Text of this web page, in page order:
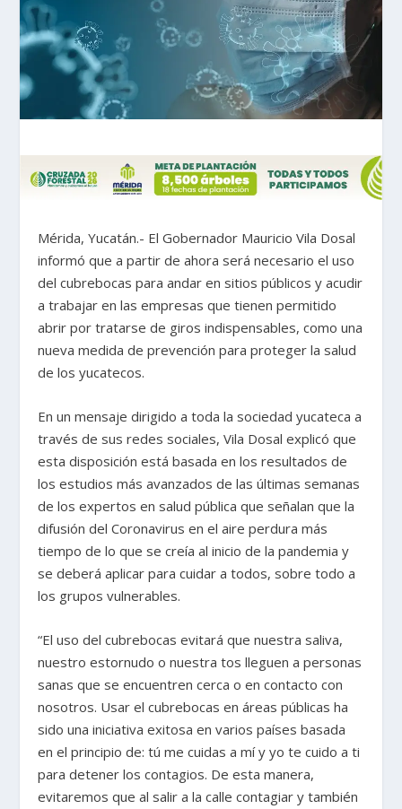
Mérida, Yucatán.- El Gobernador Mauricio Vila Dosal
informó que a partir de ahora será necesario el uso
del cubrebocas para andar en sitios públicos y acudir
a trabajar en las empresas que tienen permitido
abrir por tratarse de giros indispensables, como una
nueva medida de prevención para proteger la salud
de los yucatecos.
En un mensaje dirigido a toda la sociedad yucateca a
través de sus redes sociales, Vila Dosal explicó que
esta disposición está basada en los resultados de
los estudios más avanzados de las últimas semanas
de los expertos en salud pública que señalan que la
difusión del Coronavirus en el aire perdura más
tiempo de lo que se creía al inicio de la pandemia y
se deberá aplicar para cuidar a todos, sobre todo a
los grupos vulnerables.
“El uso del cubrebocas evitará que nuestra saliva,
nuestro estornudo o nuestra tos lleguen a personas
sanas que se encuentren cerca o en contacto con
nosotros. Usar el cubrebocas en áreas públicas ha
sido una iniciativa exitosa en varios países basada
en el principio de: tú me cuidas a mí y yo te cuido a ti
para detener los contagios. De esta manera,
evitaremos que al salir a la calle contagiar y también